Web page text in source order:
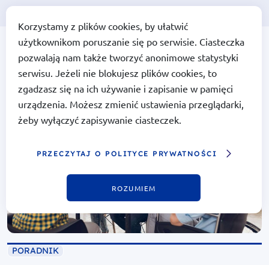
Portal Funduszy Europejskich
Portal Funduszy
Europejskich
Korzystamy z plików cookies, by ułatwić
użytkownikom poruszanie się po serwisie. Ciasteczka
pozwalają nam także tworzyć anonimowe statystyki
serwisu. Jeżeli nie blokujesz plików cookies, to
zgadzasz się na ich używanie i zapisanie w pamięci
urządzenia. Możesz zmienić ustawienia przeglądarki,
żeby wyłączyć zapisywanie ciasteczek.
PRZECZYTAJ O POLITYCE PRYWATNOŚCI
ROZUMIEM
PORADNIK